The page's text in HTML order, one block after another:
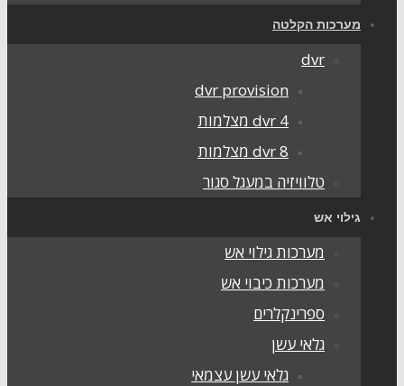
הקלטה
dvr provision
dvr 4 מצלמות
dvr 8 מצלמות
טלוויזיה במעגל סגור
אש
מערכות גילוי אש
מערכות כיבוי אש
ספרינקלרים
גלאי עשן
גלאי עשן עצמאי